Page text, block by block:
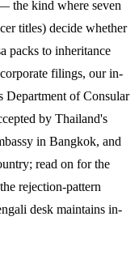
the kind where seven
titles) decide whether
packs to inheritance
filings, our in-
Department of Consular
by Thailand's
in Bangkok, and
read on for the
rejection-pattern
desk maintains in-